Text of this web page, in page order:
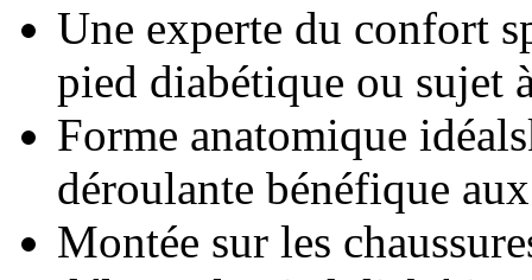
Une experte du confort
pied diabétique ou sujet
Forme anatomique
déroulante bénéfique
Montée sur les